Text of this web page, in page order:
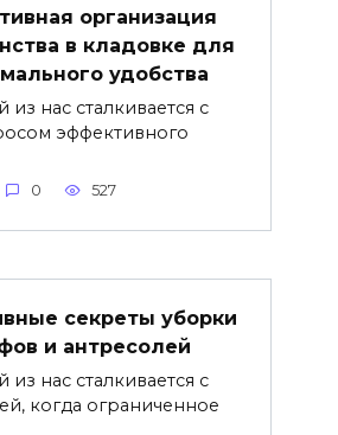
организация
в кладовке для
удобства
из нас сталкивается с
эффективного
0 527
секреты уборки
и антресолей
из нас сталкивается с
когда ограниченное